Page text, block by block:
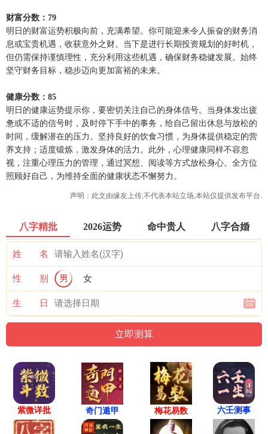
财富分数：79
明日的财富运势积极向前，充满希望。你可能迎来令人振奋的财务消
息或宝贵机遇，收获意外之财。当下是进行长期投资规划的好时机，
但仍需保持谨慎理性，充分利用这些机遇，确保财务稳健发展。始终
坚守财务目标，稳步迈向更加富裕的未来。
健康分数：85
明日的健康运势提示你，要密切关注自己的身体信号。当身体发出疲
惫或不适的信号时，及时停下手中的事务，给自己留出休息与放松的
时间，缓解潜在的压力。坚持良好的饮食习惯，为身体提供稳定的营
养支持；适度锻炼，激发身体的活力。此外，心理健康同样不容忽
视，注重心理压力的管理，通过冥想、阅读等方式放松身心。全方位
照顾好自己，为维持全面的健康状态不懈努力。
声明：此文由缘友上传,不代表本站立场,本站仅提供发布平台.
八字精批 2026运势 命中贵人 八字合婚
姓 名
性 别 男 女
生 日
紫微详批 奇门遁甲 梅花易数 六壬测事